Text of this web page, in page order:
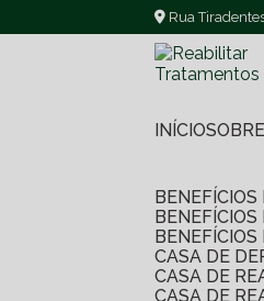
Rua
INÍCIO
CASA DE
CASA DE
CASA DE